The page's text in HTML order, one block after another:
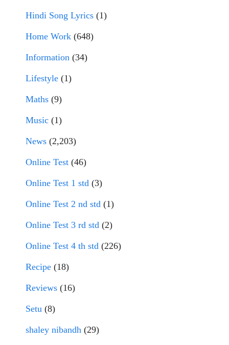
Hindi Song Lyrics (1)
Home Work (648)
Information (34)
Lifestyle (1)
Maths (9)
Music (1)
News (2,203)
Online Test (46)
Online Test 1 std (3)
Online Test 2 nd std (1)
Online Test 3 rd std (2)
Online Test 4 th std (226)
Recipe (18)
Reviews (16)
Setu (8)
shaley nibandh (29)